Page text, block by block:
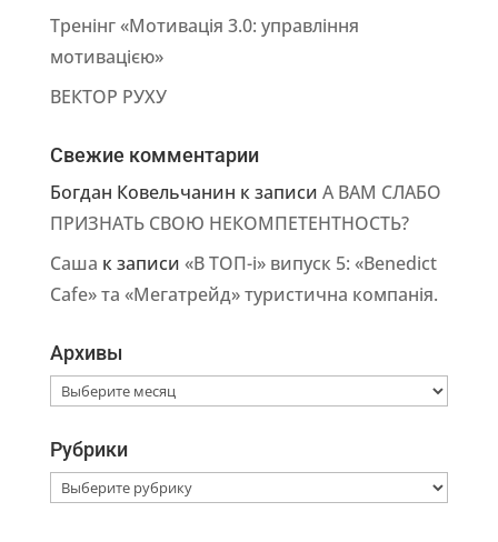
Тренінг «Мотивація 3.0: управління
мотивацією»
ВЕКТОР РУХУ
Свежие комментарии
Богдан Ковельчанин к записи А ВАМ СЛАБО
ПРИЗНАТЬ СВОЮ НЕКОМПЕТЕНТНОСТЬ?
Саша к записи «В ТОП-і» випуск 5: «Benedict
Cafe» та «Мегатрейд» туристична компанія.
Архивы
Архивы
Рубрики
Рубрики